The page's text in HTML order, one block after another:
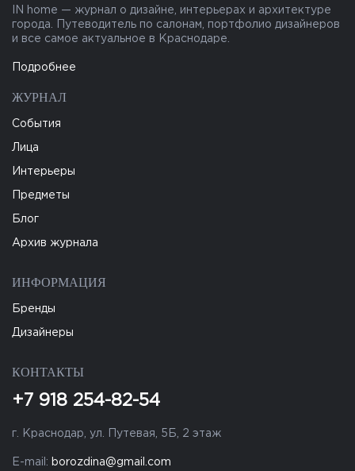
IN home — журнал о дизайне, интерьерах и архитектуре
города. Путеводитель по салонам, портфолио дизайнеров
и все самое актуальное в Краснодаре.
Подробнее
ЖУРНАЛ
События
Лица
Интерьеры
Предметы
Блог
Архив журнала
ИНФОРМАЦИЯ
Бренды
Дизайнеры
КОНТАКТЫ
+7 918 254-82-54
г. Краснодар, ул. Путевая, 5Б, 2 этаж
E-mail: borozdina@gmail.com